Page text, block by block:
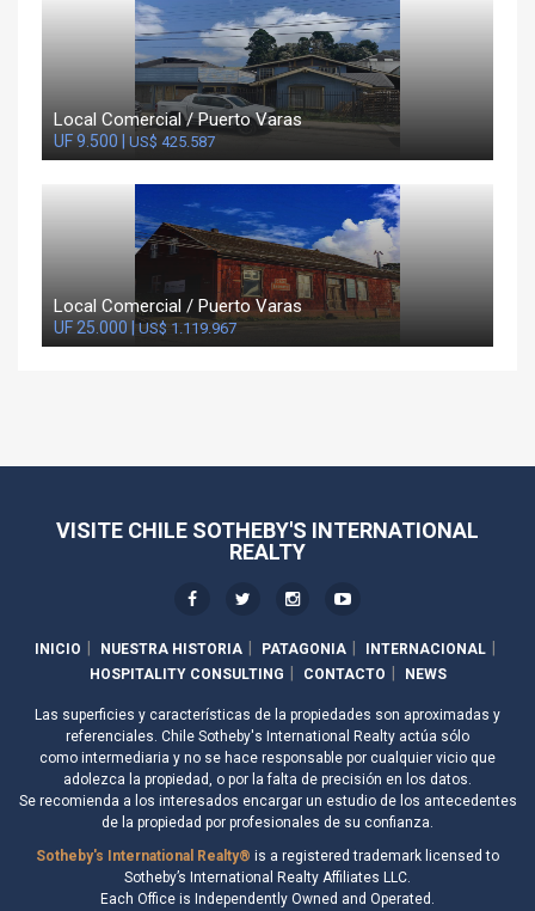
Local Comercial / Puerto Varas
UF 9.500 | US$ 425.587
Local Comercial / Puerto Varas
UF 25.000 |US$ 1.119.967
VISITE CHILE SOTHEBY'S INTERNATIONAL
REALTY
INICIO NUESTRA HISTORIA PATAGONIA
INTERNACIONAL
HOSPITALITY CONSULTING
CONTACTO NEWS
Las superficies y características de la propiedades son aproximadas y
referenciales. Chile Sotheby's International Realty actúa sólo
como intermediaria y no se hace responsable por cualquier vicio que
adolezca la propiedad, o por la falta de precisión en los datos.
Se recomienda a los interesados encargar un estudio de los antecedentes
de la propiedad por profesionales de su confianza.
Sotheby's International Realty® is a registered trademark licensed to
Sotheby’s International Realty Affiliates LLC.
Each Office is Independently Owned and Operated.